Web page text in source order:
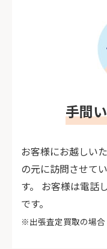
手間
お客様にお越しい
の元に訪問させて
す。 お客様は電話
です。
※出張査定買取の場合